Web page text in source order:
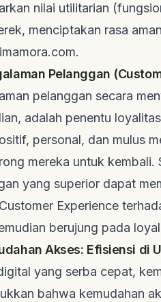
nilai utilitarian
menciptakan rasa
.
Pelanggan
pelanggan secara
adalah penentu
personal, dan mulus
mereka untuk
yang superior dapat
Experience
berujung pada
Akses: Efisiensi di
yang serba cepat,
bahwa kemudahan